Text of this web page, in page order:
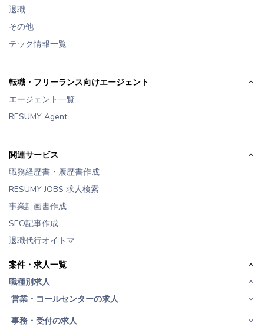
退職
その他
テック情報一覧
転職・フリーランス向けエージェント
エージェント一覧
RESUMY Agent
関連サービス
職務経歴書・履歴書作成
RESUMY JOBS 求人検索
事業計画書作成
SEO記事作成
退職代行オイトマ
案件・求人一覧
職種別求人
営業・コールセンターの求人
事務・受付の求人